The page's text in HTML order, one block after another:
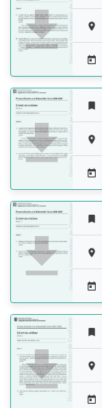
 












